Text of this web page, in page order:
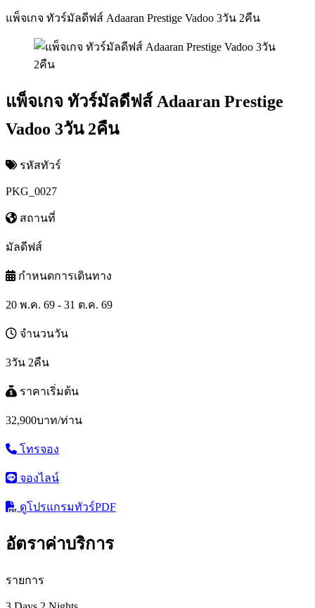
แพ็จเกจ ทัวร์มัลดีฟส์ Adaaran Prestige Vadoo 3วัน 2คืน
แพ็จเกจ ทัวร์มัลดีฟส์ Adaaran Prestige
Vadoo 3วัน 2คืน
รหัสทัวร์
PKG_0027
สถานที่
มัลดีฟส์
กำหนดการเดินทาง
20 พ.ค. 69 - 31 ต.ค. 69
จำนวนวัน
3วัน 2คืน
ราคาเริ่มต้น
32,900บาท/ท่าน
โทรจอง
จองไลน์
ดูโปรแกรมทัวร์PDF
อัตราค่าบริการ
รายการ